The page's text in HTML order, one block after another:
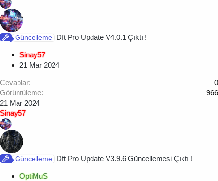
Güncelleme Dft Pro Update V4.0.1 Çıktı !
Sinay57
21 Mar 2024
Cevaplar
0
Görüntüleme
966
21 Mar 2024
Sinay57
Güncelleme Dft Pro Update V3.9.6 Güncellemesi Çıktı !
OptiMuS